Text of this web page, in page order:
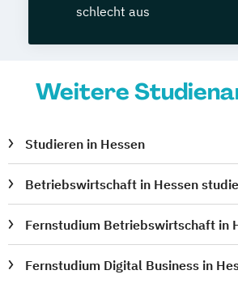
schlecht aus
Weitere
Studieren in Hessen
Betriebswirtschaft in Hessen
Fernstudium Betriebswirtschaft in
Fernstudium Digital Business in